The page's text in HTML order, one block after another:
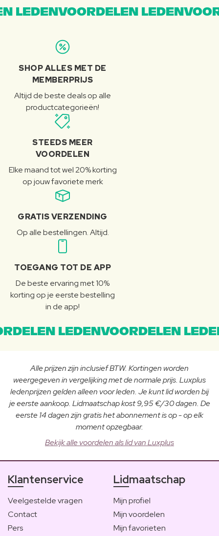
LEDENVOORDELEN
SHOP ALLES MET DE
MEMBERPRIJS
Altijd de beste deals op alle
productcategorieën!
STEEDS MEER
VOORDELEN
Elke maand tot wel 20% korting
op jouw favoriete merk
GRATIS VERZENDING
Op alle bestellingen. Altijd.
TOEGANG TOT DE APP
De beste ervaring met 10%
korting op je eerste bestelling
in de app!
LEDENVOORDELEN
Alle prijzen zijn inclusief BTW. Kortingen worden
weergegeven in vergelijking met de normale prijs. Luxplus
ledenprijzen gelden alleen voor leden. Je kunt lid worden bij
je eerste aankoop. Lidmaatschap kost 9,95 €/30 dagen. De
eerste 14 dagen zijn gratis het abonnement is op - op elk
moment opzegbaar.
Bekijk alle voordelen als lid van Luxplus
Klantenservice
Veelgestelde vragen
Contact
Pers
Lidmaatschap
Mijn profiel
Mijn voordelen
Mijn favorieten